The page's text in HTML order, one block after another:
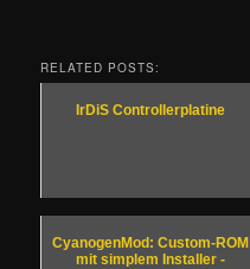
RELATED POSTS:
IrDiS Controllerplatine
CyanogenMod: Custom-ROM
mit simplem Installer -